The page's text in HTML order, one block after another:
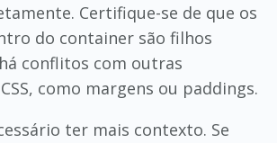
Certifique-se de que os
do container são filhos
conflitos com outras
como margens ou paddings.
ter mais contexto. Se